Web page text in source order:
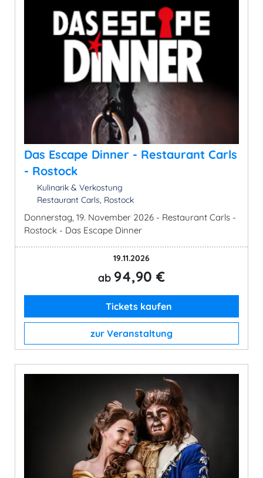
Das Escape Dinner - Restaurant Carls
- Rostock
Kulinarik & Verkostung
Restaurant Carls, Rostock
Donnerstag, 19. November 2026 - Restaurant Carls -
Rostock - Das Escape Dinner
19.11.2026
ab 94,90 €
Tickets kaufen
zur Veranstaltung